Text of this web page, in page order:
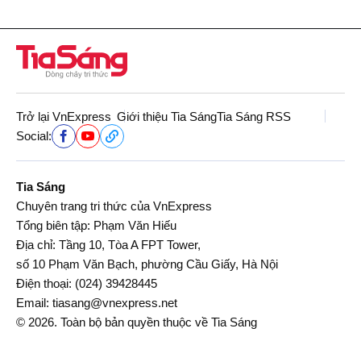
Trở lại VnExpress Giới thiệu Tia SángTia Sáng RSS
Social:
Tia Sáng
Chuyên trang tri thức của VnExpress
Tổng biên tập: Phạm Văn Hiếu
Địa chỉ: Tầng 10, Tòa A FPT Tower,
số 10 Phạm Văn Bạch, phường Cầu Giấy, Hà Nội
Điện thoại: (024) 39428445
Email: tiasang@vnexpress.net
© 2026. Toàn bộ bản quyền thuộc về Tia Sáng